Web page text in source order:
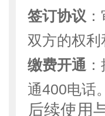
签订协议
双方的权利
缴费开通
通400电话。
后续使用